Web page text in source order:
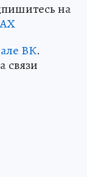
на
ВК.
связи